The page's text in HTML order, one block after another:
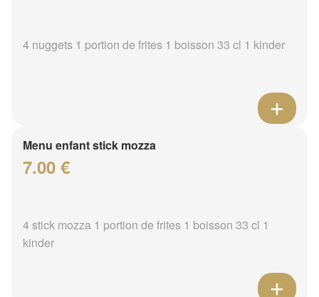
4 nuggets 1 portion de frites 1 boisson 33 cl 1 kinder
Menu enfant stick mozza
7.00 €
4 stick mozza 1 portion de frites 1 boisson 33 cl 1
kinder